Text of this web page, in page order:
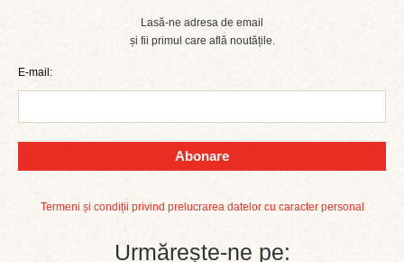
Lasă-ne adresa de email
și fii primul care află noutățile.
E-mail:
Abonare
Termeni și condiții privind prelucrarea datelor cu caracter personal
Urmărește-ne pe: